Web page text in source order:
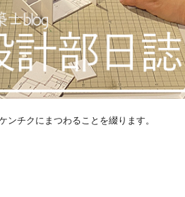
ンチクにまつわることを綴ります。